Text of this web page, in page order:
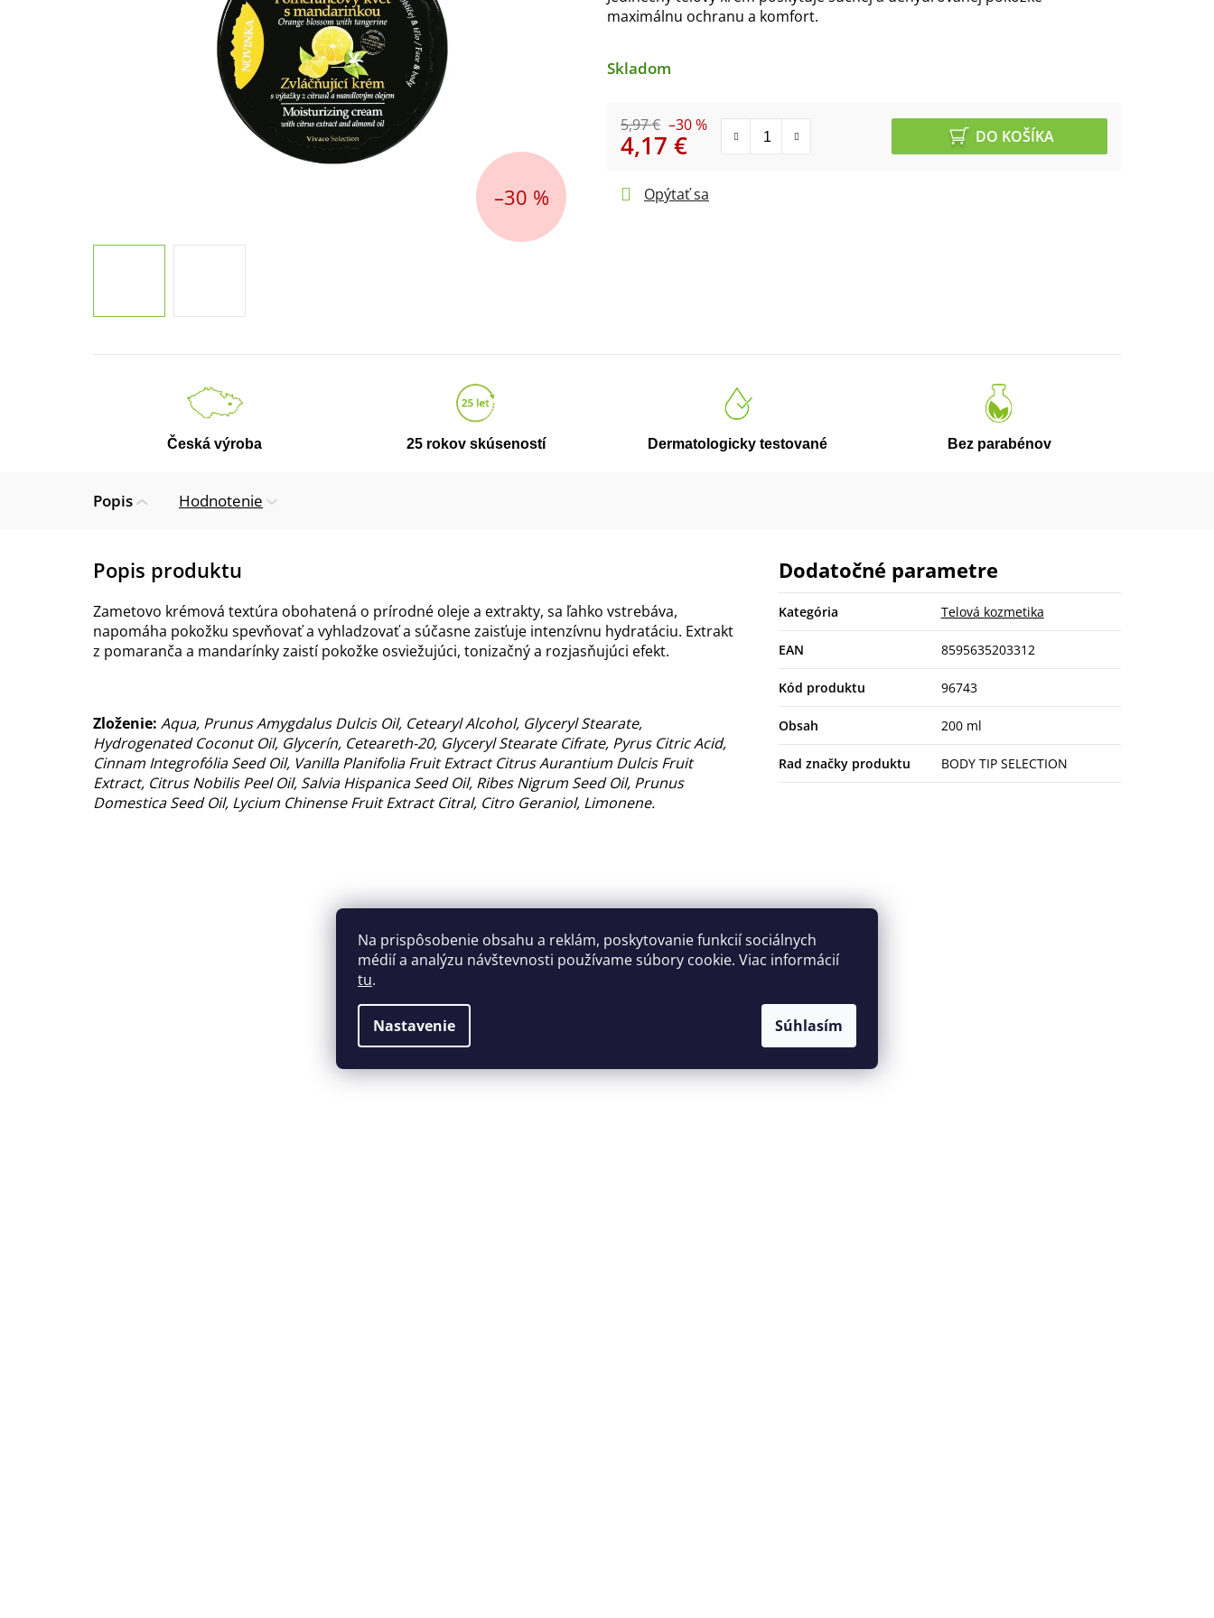
Na prispôsobenie obsahu a reklám, poskytovanie funkcií sociálnych
médií a analýzu návštevnosti používame súbory cookie. Viac informácií
tu.
Nastavenie Súhlasím
je
z
maximálnu ochranu a komfort.
Skladom
5,97 € –30 %
4,17 € DO KOŠÍKA
Opýtať sa
–30 %
Česká výroba 25 rokov skúseností Dermatologicky testované Bez parabénov
Popis Hodnotenie
Zametovo krémová textúra obohatená o prírodné oleje a extrakty, sa ľahko vstrebáva,
napomáha pokožku spevňovať a vyhladzovať a súčasne zaisťuje intenzívnu hydratáciu. Extrakt
z pomaranča a mandarínky zaistí pokožke osviežujúci, tonizačný a rozjasňujúci efekt.
Zloženie: Aqua, Prunus Amygdalus Dulcis Oil, Cetearyl Alcohol, Glyceryl Stearate,
Hydrogenated Coconut Oil, Glycerín, Ceteareth-20, Glyceryl Stearate Cifrate, Pyrus Citric Acid,
Cinnam Integrofólia Seed Oil, Vanilla Planifolia Fruit Extract Citrus Aurantium Dulcis Fruit
Extract, Citrus Nobilis Peel Oil, Salvia Hispanica Seed Oil, Ribes Nigrum Seed Oil, Prunus
Domestica Seed Oil, Lycium Chinense Fruit Extract Citral, Citro Geraniol, Limonene.
Dodatočné parametre
Kategória Telová kozmetika
EAN 8595635203312
Kód produktu 96743
Obsah 200 ml
Rad značky produktu BODY TIP SELECTION